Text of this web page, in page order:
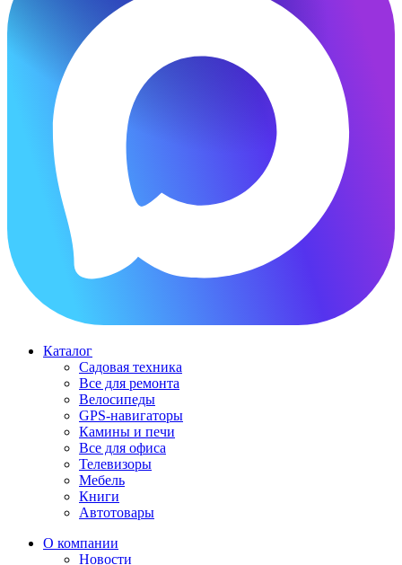
Каталог
Садовая техника
Все для ремонта
Велосипеды
GPS-навигаторы
Камины и печи
Все для офиса
Телевизоры
Мебель
Книги
Автотовары
О компании
Новости